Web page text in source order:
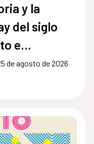
y la
del siglo
e
de agosto de 2026